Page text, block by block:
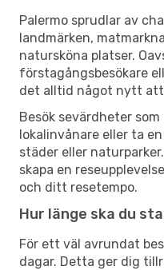
Palermo sprudlar av
landmärken,
natursköna platser.
förstagångsbesökare
det alltid något nytt att
Besök sevärdheter
lokalinvånare eller ta
städer eller
skapa en
och ditt resetempo.
Hur länge ska du
För ett väl avrundat
dagar. Detta ger dig